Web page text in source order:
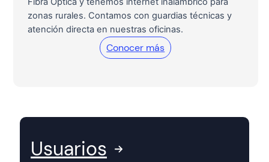
zonas rurales. Contamos con guardias técnicas y
atención directa en nuestras oficinas.
Conocer más
Usuarios